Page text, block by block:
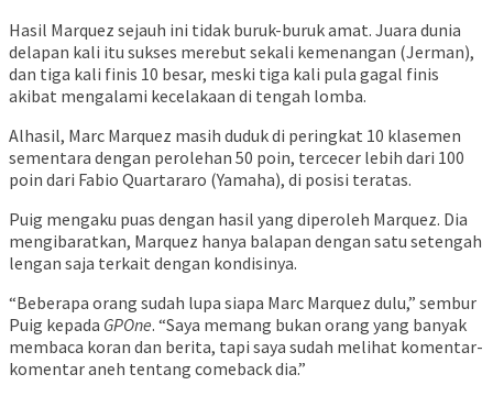
Hasil Marquez sejauh ini tidak buruk-buruk amat. Juara dunia
delapan kali itu sukses merebut sekali kemenangan (Jerman),
dan tiga kali finis 10 besar, meski tiga kali pula gagal finis
akibat mengalami kecelakaan di tengah lomba.
Alhasil, Marc Marquez masih duduk di peringkat 10 klasemen
sementara dengan perolehan 50 poin, tercecer lebih dari 100
poin dari Fabio Quartararo (Yamaha), di posisi teratas.
Puig mengaku puas dengan hasil yang diperoleh Marquez. Dia
mengibaratkan, Marquez hanya balapan dengan satu setengah
lengan saja terkait dengan kondisinya.
“Beberapa orang sudah lupa siapa Marc Marquez dulu,” sembur
Puig kepada GPOne. “Saya memang bukan orang yang banyak
membaca koran dan berita, tapi saya sudah melihat komentar-
komentar aneh tentang comeback dia.”